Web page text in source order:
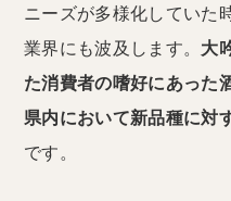
ニーズが多様化していた
業界にも波及します。 大
た消費者の嗜好にあった
県内において新品種に対
です。